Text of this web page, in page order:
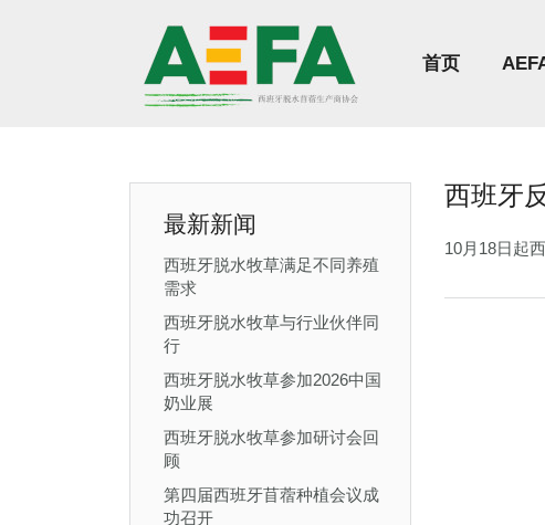
首页
西班牙
10月18日起
最新新闻
西班牙脱水牧草满足不同养殖
需求
西班牙脱水牧草与行业伙伴同
行
西班牙脱水牧草参加2026中国
奶业展
西班牙脱水牧草参加研讨会回
顾
第四届西班牙苜蓿种植会议成
功召开